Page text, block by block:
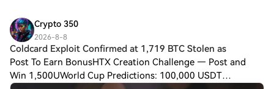
керованого спільнотою, що дозволяє
користувачам та ентузіастам брати
участь на основі бачення проекту, а не
на репутації його засновників. Хто є
інвесторами Grok X, $GROK X? На
поточний момент немає публічно
Компанія Маска, xAI, очолює розробку
цієї інноваційної розмовної AI служби, що
відображає його постійну відданість
інтеграції передових технологій у
повсякденне життя. Вплив Маска
технологією блокчейн. Його акцент на
створенні екосистеми, яка є одночасно
орієнтованою на користувача та
технологічно розвинутою, має на меті
подолати розрив між пацієнтами та
постачальниками медичних послуг у
Crypto 350
2026-8-8
Coldcard Exploit Confirmed at 1,719 BTC Stolen as
Post To Earn BonusHTX Creation Challenge — Post and
Win 1,500UWorld Cup Predictions: 100,000 USDT